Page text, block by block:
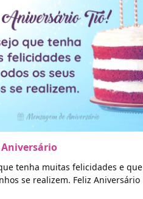
Aniversário
tenha muitas felicidades e que
se realizem. Feliz Aniversário